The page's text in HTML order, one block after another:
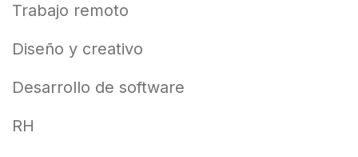
Trabajo remoto
Diseño y creativo
Desarrollo de software
RH